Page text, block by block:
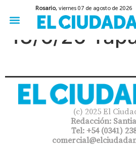
Rosario,viernes 07 de agosto de 2026
13/6/26
(c) 2025 El
Redacción:
Tel: +54 (0341)